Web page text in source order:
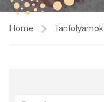
Home Tanfolyamok